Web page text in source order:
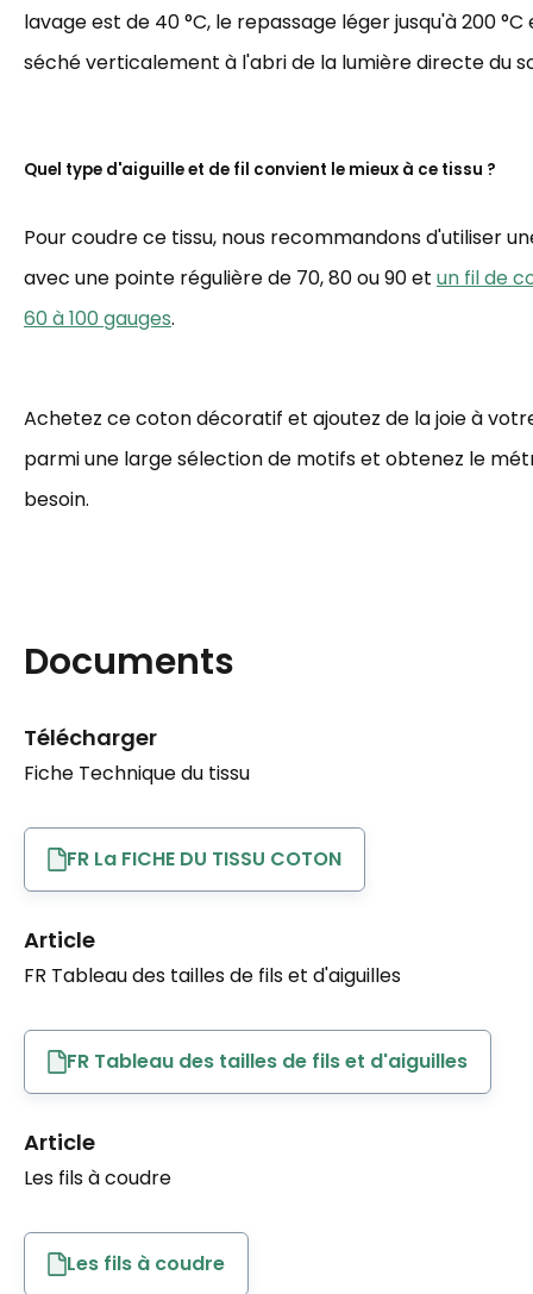
lavage est de 40 °C, le repassage léger jusqu'à 200
séché verticalement à l'abri de la lumière directe du
Quel type d'aiguille et de fil convient le mieux à ce tissu ?
Pour coudre ce tissu, nous recommandons d'utiliser
avec une pointe régulière de 70, 80 ou 90 et un fil de
60 à 100 gauges.
Achetez ce coton décoratif et ajoutez de la joie à
parmi une large sélection de motifs et obtenez le
besoin.
Documents
Télécharger
Fiche Technique du tissu
FR La FICHE DU TISSU COTON
Article
FR Tableau des tailles de fils et d'aiguilles
FR Tableau des tailles de fils et d'aiguilles
Article
Les fils à coudre
Les fils à coudre